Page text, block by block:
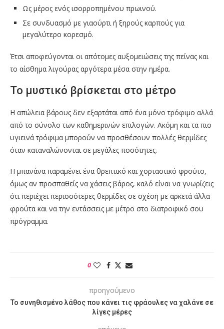
Ως μέρος ενός ισορροπημένου πρωινού.
Σε συνδυασμό με γιαούρτι ή ξηρούς καρπούς για
μεγαλύτερο κορεσμό.
Έτσι αποφεύγονται οι απότομες αυξομειώσεις της πείνας και
το αίσθημα λιγούρας αργότερα μέσα στην ημέρα.
Το μυστικό βρίσκεται στο μέτρο
Η απώλεια βάρους δεν εξαρτάται από ένα μόνο τρόφιμο αλλά
από το σύνολο των καθημερινών επιλογών. Ακόμη και τα πιο
υγιεινά τρόφιμα μπορούν να προσθέσουν πολλές θερμίδες
όταν καταναλώνονται σε μεγάλες ποσότητες.
Η μπανάνα παραμένει ένα θρεπτικό και χορταστικό φρούτο,
όμως αν προσπαθείς να χάσεις βάρος, καλό είναι να γνωρίζεις
ότι περιέχει περισσότερες θερμίδες σε σχέση με αρκετά άλλα
φρούτα και να την εντάσσεις με μέτρο στο διατροφικό σου
πρόγραμμα.
0
προηγούμενο
Το συνηθισμένο λάθος που κάνει τις φράουλες να χαλάνε σε
λίγες μέρες